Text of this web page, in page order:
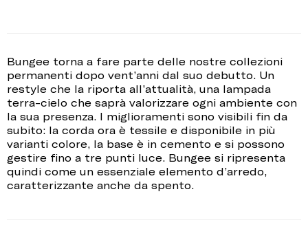
Bungee torna a fare parte delle nostre collezioni
permanenti dopo vent’anni dal suo debutto. Un
restyle che la riporta all’attualità, una lampada
terra-cielo che saprà valorizzare ogni ambiente con
la sua presenza. I miglioramenti sono visibili fin da
subito: la corda ora è tessile e disponibile in più
varianti colore, la base è in cemento e si possono
gestire fino a tre punti luce. Bungee si ripresenta
quindi come un essenziale elemento d’arredo,
caratterizzante anche da spento.